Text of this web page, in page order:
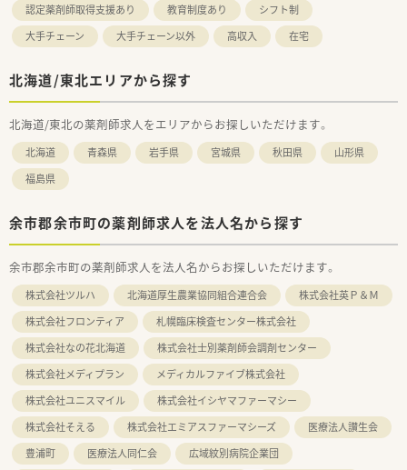
認定薬剤師取得支援あり
教育制度あり
シフト制
大手チェーン
大手チェーン以外 高収入 在宅
北海道/東北エリアから探す
北海道/東北の薬剤師求人をエリアからお探しいただけます。
北海道 青森県 岩手県 宮城県 秋田県
山形県
福島県
余市郡余市町の薬剤師求人を法人名から探す
余市郡余市町の薬剤師求人を法人名からお探しいただけます。
株式会社ツルハ 北海道厚生農業協同組合連合会
株式会社英Ｐ＆Ｍ
株式会社フロンティア
札幌臨床検査センター株式会社
株式会社なの花北海道
株式会社士別薬剤師会調剤センター
株式会社メディプラン
メディカルファイブ株式会社
株式会社ユニスマイル
株式会社イシヤマファーマシー
株式会社そえる
株式会社エミアスファーマシーズ
医療法人讃生会
豊浦町
医療法人同仁会
広域紋別病院企業団